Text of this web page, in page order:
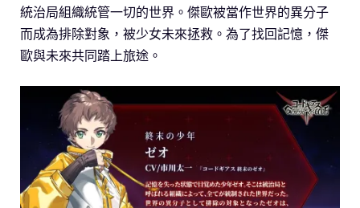
統治局組織統管一切的世界。傑歐被當作世界的異分子
而成為排除對象，被少女未來拯救。為了找回記憶，傑
歐與未來共同踏上旅途。